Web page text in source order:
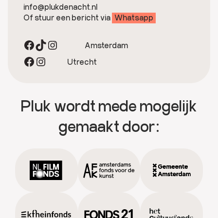
info@plukdenacht.nl
Of stuur een bericht via Whatsapp
Facebook TikTok Instagram Amsterdam
Facebook Instagram Utrecht
Pluk wordt mede mogelijk
gemaakt door: